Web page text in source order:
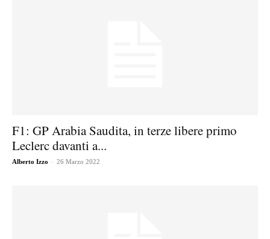
F1: GP Arabia Saudita, in terze libere primo
Leclerc davanti a...
Alberto Izzo - 26 Marzo 2022